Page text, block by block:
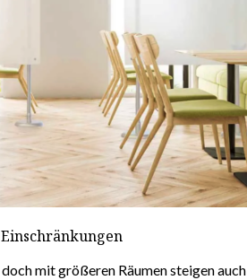
mit größeren Räumen steigen